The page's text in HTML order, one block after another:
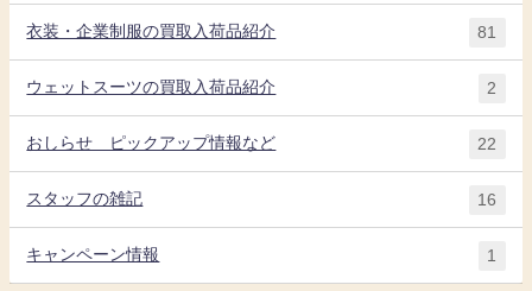
衣装・企業制服の買取入荷品紹介 81
ウェットスーツの買取入荷品紹介 2
おしらせ ピックアップ情報など 22
スタッフの雑記 16
キャンペーン情報 1